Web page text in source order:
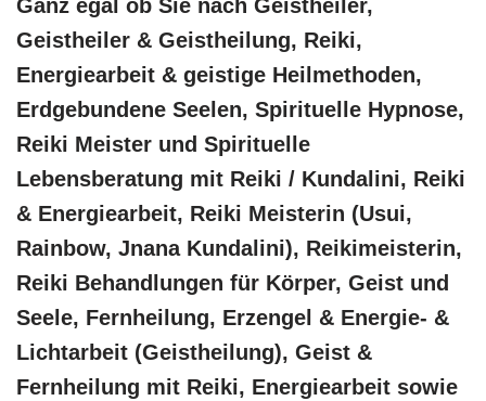
Ganz egal ob Sie nach Geistheiler,
Geistheiler & Geistheilung, Reiki,
Energiearbeit & geistige Heilmethoden,
Erdgebundene Seelen, Spirituelle Hypnose,
Reiki Meister und Spirituelle
Lebensberatung mit Reiki / Kundalini, Reiki
& Energiearbeit, Reiki Meisterin (Usui,
Rainbow, Jnana Kundalini), Reikimeisterin,
Reiki Behandlungen für Körper, Geist und
Seele, Fernheilung, Erzengel & Energie- &
Lichtarbeit (Geistheilung), Geist &
Fernheilung mit Reiki, Energiearbeit sowie